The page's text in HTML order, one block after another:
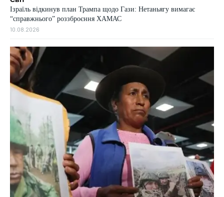
Ізраїль відкинув план Трампа щодо Гази: Нетаньягу вимагає
“справжнього” роззброєння ХАМАС
10.08.2026